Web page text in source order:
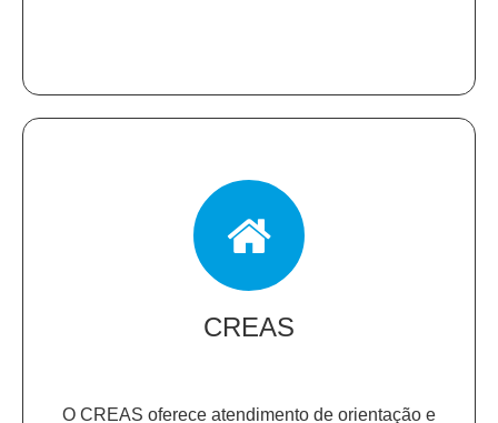
CREAS
O CREAS oferece atendimento de orientação e